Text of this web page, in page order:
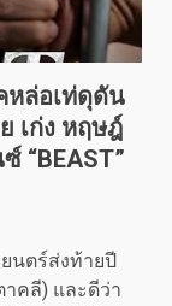
หล่อเท่ดุดัน
เก่ง หฤษฎ์
“BEAST”
นตร์ส่งท้ายปี
าคลี) และดีว่า